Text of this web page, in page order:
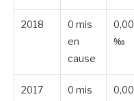
2018
0 mis
en
cause
0,00
‰
2017
0 mis
0,00